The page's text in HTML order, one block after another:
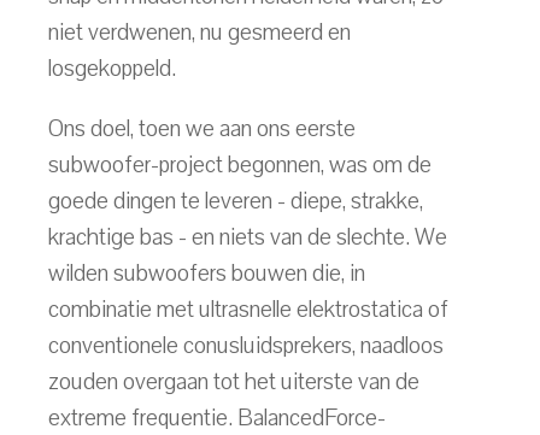
niet verdwenen, nu gesmeerd en
losgekoppeld.
Ons doel, toen we aan ons eerste
subwoofer-project begonnen, was om de
goede dingen te leveren - diepe, strakke,
krachtige bas - en niets van de slechte. We
wilden subwoofers bouwen die, in
combinatie met ultrasnelle elektrostatica of
conventionele conusluidsprekers, naadloos
zouden overgaan tot het uiterste van de
extreme frequentie. BalancedForce-